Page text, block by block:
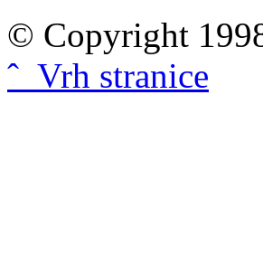
© Copyright
ˆ Vrh stranice